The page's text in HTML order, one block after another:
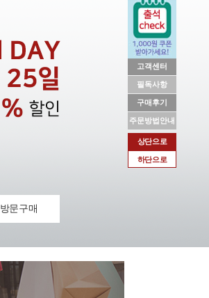
고객센터
필독사항
구매후기
주문방법안내
상단으로
하단으로
방문구매